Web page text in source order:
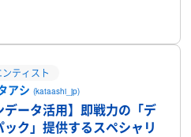
ティスト
アシ(kataashi_jp)
データ活用】即戦力の「デ
ック」提供するスペシャリ